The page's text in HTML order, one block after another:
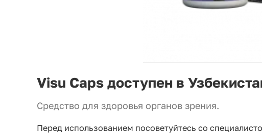
Visu Caps доступен в
Средство для здоровья органов зрения.
Перед использованием посоветуйтесь со